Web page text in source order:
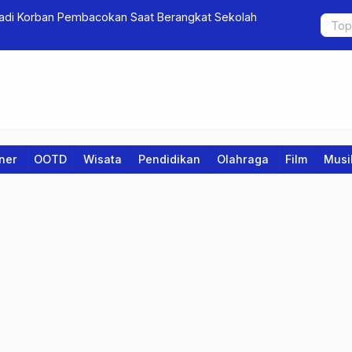
Korban Pembacokan Saat Berangkat Sekolah Pelatihan
OOTD Wisata Pendidikan Olahraga Film